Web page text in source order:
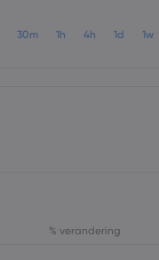
30m 1h 4h 1d 1w
% verandering